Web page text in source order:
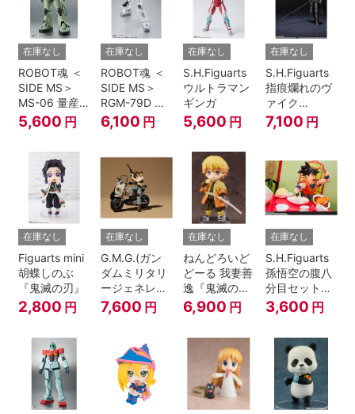
在庫なし
ROBOT魂 ＜
SIDE MS＞
MS-06 量産
型ザク ver.
A.N.I.M.E.
5,600 円
在庫なし
ROBOT魂 ＜
SIDE MS＞
RGM-79D ジ
ム寒冷地仕様
ver.
6,100 円
在庫なし
S.H.Figuarts
ウルトラマン
ギンガ
5,600 円
在庫なし
S.H.Figuarts
指痕爛れのヴ
ァイク
『ELDEN
RING』
7,100 円
在庫なし
Figuarts mini
胡蝶しのぶ
『鬼滅の刃』
2,800 円
在庫なし
G.M.G.(ガン
ダムミリタリ
ージェネレー
ション） 機動
戦士ガンダム
地球連邦軍V-
SP09 一般兵
士＆連邦兵専
用バイク
7,600 円
在庫なし
ねんどろいど
どーる 我妻善
逸『鬼滅の
刃』
6,900 円
在庫なし
S.H.Figuarts
孫悟空の腹八
分目セット
『ドラゴンボ
ールZ』
3,600 円